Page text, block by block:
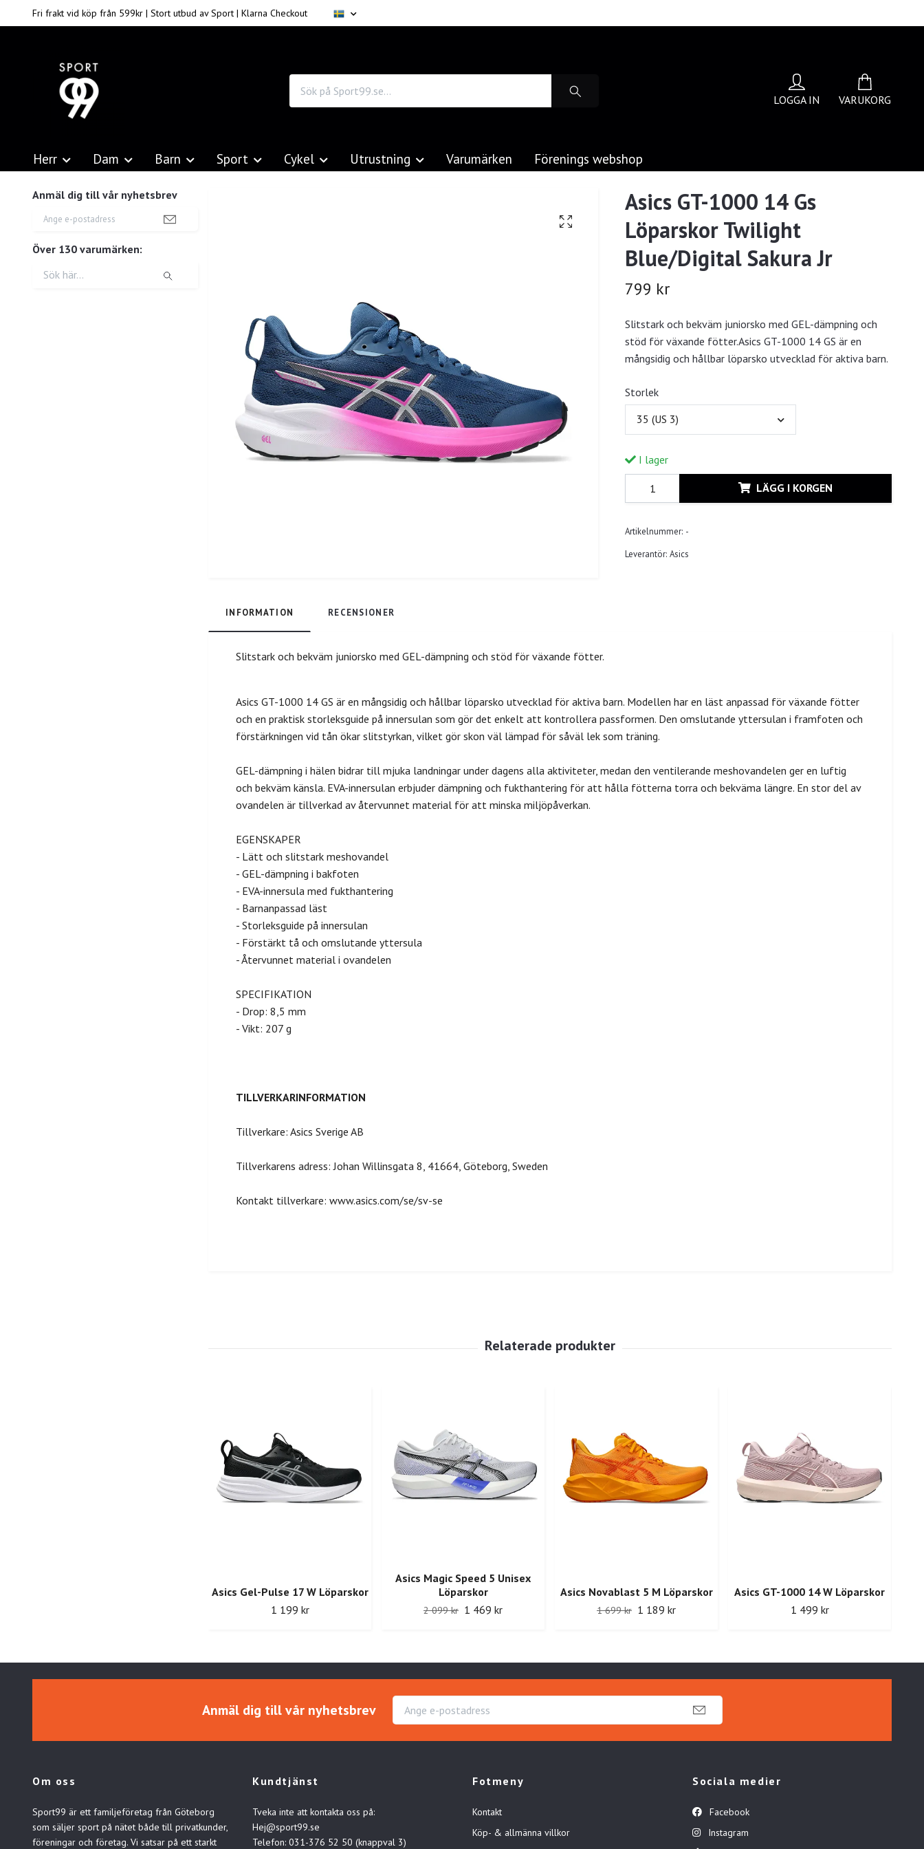
Fri frakt vid köp från 599kr | Stort utbud av Sport | Klarna Checkout
LOGGA IN VARUKORG
Herr Dam Barn Sport Cykel Utrustning Varumärken Förenings webshop
Anmäl dig till vår nyhetsbrev
Över 130 varumärken:
Asics GT-1000 14 Gs
Löparskor Twilight
Blue/Digital Sakura Jr
799 kr
Slitstark och bekväm juniorsko med GEL-dämpning och
stöd för växande fötter.Asics GT-1000 14 GS är en
mångsidig och hållbar löparsko utvecklad för aktiva barn.
Storlek
35 (US 3)
I lager
LÄGG I KORGEN
Artikelnummer: -
Leverantör: Asics
INFORMATION RECENSIONER
Slitstark och bekväm juniorsko med GEL-dämpning och stöd för växande fötter.
Asics GT-1000 14 GS är en mångsidig och hållbar löparsko utvecklad för aktiva barn. Modellen har en läst anpassad för växande fötter
och en praktisk storleksguide på innersulan som gör det enkelt att kontrollera passformen. Den omslutande yttersulan i framfoten och
förstärkningen vid tån ökar slitstyrkan, vilket gör skon väl lämpad för såväl lek som träning.
GEL-dämpning i hälen bidrar till mjuka landningar under dagens alla aktiviteter, medan den ventilerande meshovandelen ger en luftig
och bekväm känsla. EVA-innersulan erbjuder dämpning och fukthantering för att hålla fötterna torra och bekväma längre. En stor del av
ovandelen är tillverkad av återvunnet material för att minska miljöpåverkan.
EGENSKAPER
- Lätt och slitstark meshovandel
- GEL-dämpning i bakfoten
- EVA-innersula med fukthantering
- Barnanpassad läst
- Storleksguide på innersulan
- Förstärkt tå och omslutande yttersula
- Återvunnet material i ovandelen
SPECIFIKATION
- Drop: 8,5 mm
- Vikt: 207 g
TILLVERKARINFORMATION
Tillverkare: Asics Sverige AB
Tillverkarens adress: Johan Willinsgata 8, 41664, Göteborg, Sweden
Kontakt tillverkare: www.asics.com/se/sv-se
Asics Gel-Pulse 17 W Löparskor
1 199 kr
Asics Magic Speed 5 Unisex
Löparskor
2 099 kr 1 469 kr
Asics Novablast 5 M Löparskor
1 699 kr 1 189 kr
Asics GT-1000 14 W Löparskor
1 499 kr
Anmäl dig till vår nyhetsbrev
Om oss
Sport99 är ett familjeföretag från Göteborg
som säljer sport på nätet både till privatkunder,
föreningar och företag. Vi satsar på ett starkt
Kundtjänst
Tveka inte att kontakta oss på:
Hej@sport99.se
Telefon: 031-376 52 50 (knappval 3)
Fotmeny
Kontakt
Köp- & allmänna villkor
Sociala medier
Facebook
Instagram